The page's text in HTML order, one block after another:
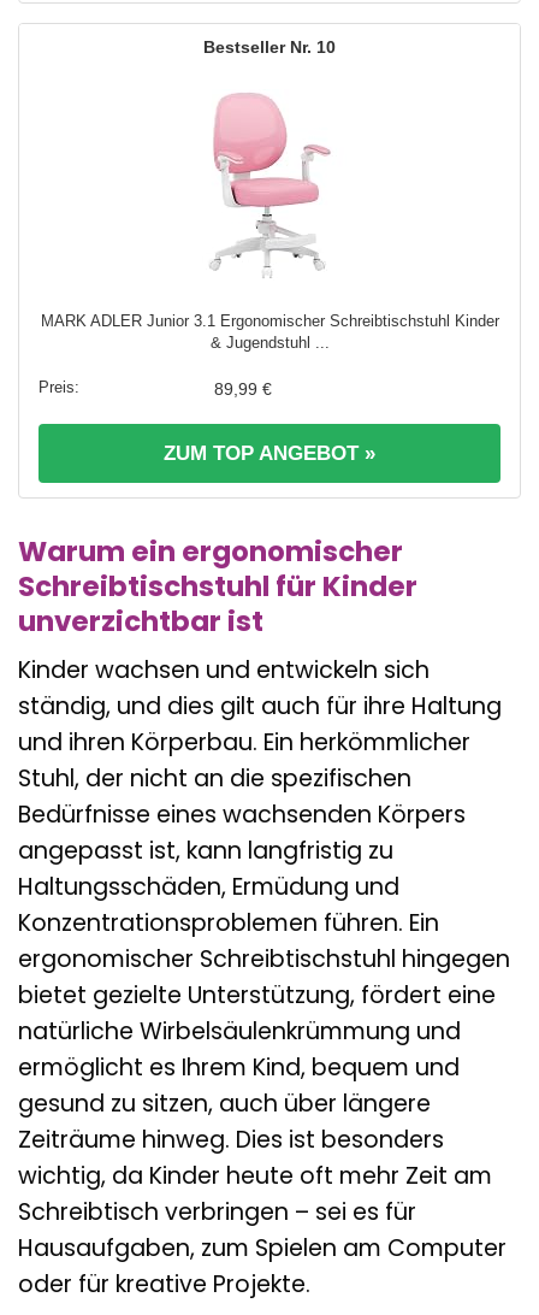
10
MARK ADLER Junior 3.1 Ergonomischer Schreibtischstuhl Kinder
& Jugendstuhl ...
89,99 €
ZUM TOP ANGEBOT »
Warum ein ergonomischer
Schreibtischstuhl für Kinder
unverzichtbar ist
Kinder wachsen und entwickeln sich
ständig, und dies gilt auch für ihre Haltung
und ihren Körperbau. Ein herkömmlicher
Stuhl, der nicht an die spezifischen
Bedürfnisse eines wachsenden Körpers
angepasst ist, kann langfristig zu
Haltungsschäden, Ermüdung und
Konzentrationsproblemen führen. Ein
ergonomischer Schreibtischstuhl hingegen
bietet gezielte Unterstützung, fördert eine
natürliche Wirbelsäulenkrümmung und
ermöglicht es Ihrem Kind, bequem und
gesund zu sitzen, auch über längere
Zeiträume hinweg. Dies ist besonders
wichtig, da Kinder heute oft mehr Zeit am
Schreibtisch verbringen – sei es für
Hausaufgaben, zum Spielen am Computer
oder für kreative Projekte.